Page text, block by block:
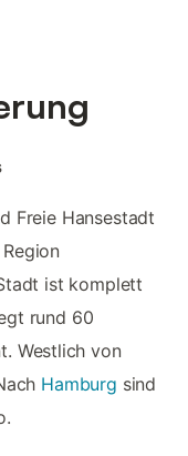
Freie Hansestadt
ist komplett
rund 60
Westlich von
Hamburg sind